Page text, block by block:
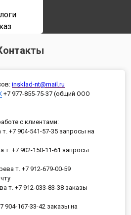
insklad-nt@mail.ru
+7 977-855-75-37 (общий ООО
с клиентами:
+7 904-541-57-35 запросы на
т. +7 902-150-11-61 запросы
т. +7 912-679-00-59
т. +7 912-033-83-38 заказы
904-167-33-42 заказы на